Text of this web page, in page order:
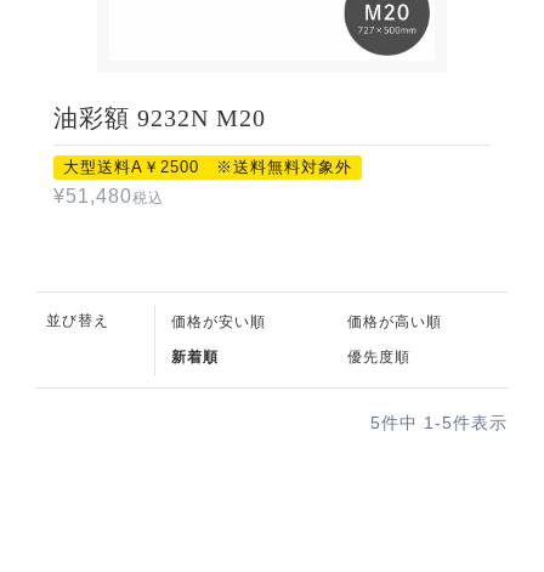
油彩額 9232N M20
大型送料A￥2500 ※送料無料対象外
¥51,480税込
並び替え 価格が安い順 価格が高い順
新着順 優先度順
5件中 1-5件表示